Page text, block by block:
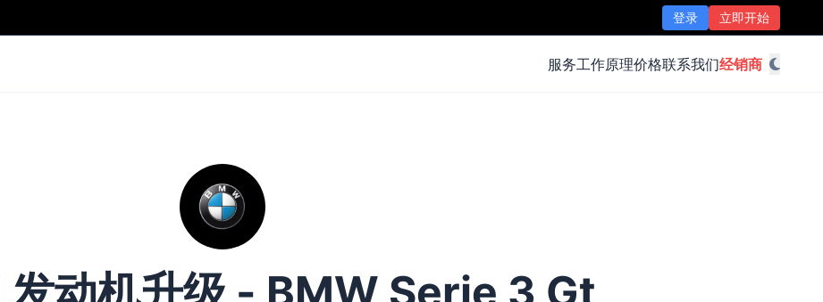
登录 立即开始
服务工作原理价格联系我们经销商